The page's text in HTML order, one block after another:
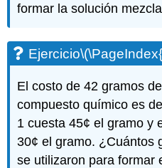
formar la solución
Ejercicio
El costo de 42 gramos
compuesto químico es
1 cuesta 45¢ el gramo y
30¢ el gramo. ¿Cuántos
se utilizaron para formar